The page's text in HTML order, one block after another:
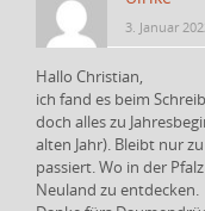
3. Januar
Hallo Christian,
ich fand es beim
doch alles zu
alten Jahr). Bleibt nur
passiert. Wo in der
Neuland zu entdecken.